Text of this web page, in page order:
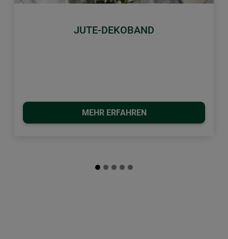
JUTE-DEKOBAND
MEHR ERFAHREN
Zurück Weiter